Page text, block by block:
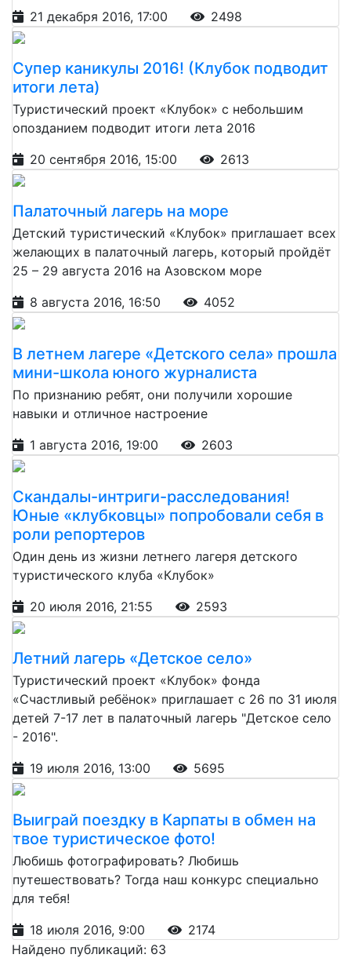
21 декабря 2016, 17:00
2498
Супер каникулы 2016! (Клубок подводит
итоги лета)
Туристический проект «Клубок» с небольшим
опозданием подводит итоги лета 2016
20 сентября 2016, 15:00
2613
Палаточный лагерь на море
Детский туристический «Клубок» приглашает всех
желающих в палаточный лагерь, который пройдёт
25 – 29 августа 2016 на Азовском море
8 августа 2016, 16:50
4052
В летнем лагере «Детского села» прошла
мини-школа юного журналиста
По признанию ребят, они получили хорошие
навыки и отличное настроение
1 августа 2016, 19:00
2603
Скандалы-интриги-расследования!
Юные «клубковцы» попробовали себя в
роли репортеров
Один день из жизни летнего лагеря детского
туристического клуба «Клубок»
20 июля 2016, 21:55
2593
Летний лагерь «Детское село»
Туристический проект «Клубок» фонда
«Счастливый ребёнок» приглашает с 26 по 31 июля
детей 7-17 лет в палаточный лагерь "Детское село
- 2016".
19 июля 2016, 13:00
5695
Выиграй поездку в Карпаты в обмен на
твое туристическое фото!
Любишь фотографировать? Любишь
путешествовать? Тогда наш конкурс специально
для тебя!
18 июля 2016, 9:00
2174
Найдено публикаций: 63